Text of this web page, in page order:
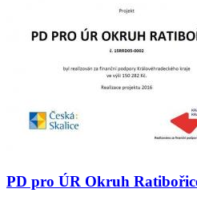
PD pro ÚR Okruh